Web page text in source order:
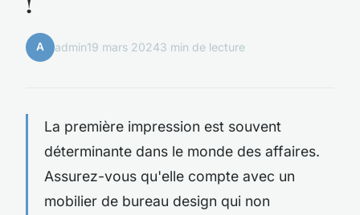
A admin19 mars 20243 min de lecture
La première impression est souvent
déterminante dans le monde des affaires.
Assurez-vous qu'elle compte avec un
mobilier de bureau design qui non